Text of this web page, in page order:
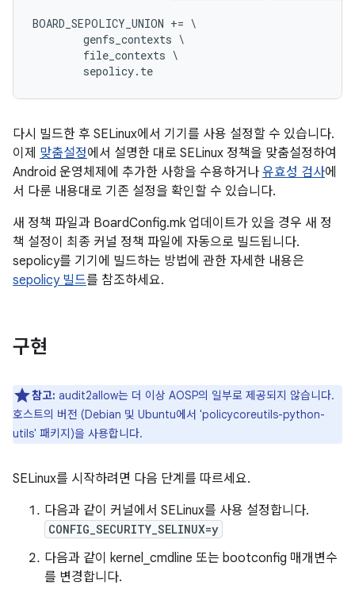
BOARD_SEPOLICY_UNION += \
        genfs_contexts \
        file_contexts \
다시 빌드한 후 SELinux에서 기기를 사용 설정할 수 있습니다.
이제 맞춤설정에서 설명한 대로 SELinux 정책을 맞춤설정하여
Android 운영체제에 추가한 사항을 수용하거나 유효성 검사에
서 다룬 내용대로 기존 설정을 확인할 수 있습니다.
새 정책 파일과 BoardConfig.mk 업데이트가 있을 경우 새 정
책 설정이 최종 커널 정책 파일에 자동으로 빌드됩니다.
sepolicy를 기기에 빌드하는 방법에 관한 자세한 내용은
sepolicy 빌드를 참조하세요.
구현
참고: audit2allow는 더 이상 AOSP의 일부로 제공되지 않습니다.
호스트의 버전 (Debian 및 Ubuntu에서 'policycoreutils-python-
utils' 패키지)을 사용합니다.
SELinux를 시작하려면 다음 단계를 따르세요.
다음과 같이 커널에서 SELinux를 사용 설정합니다.
CONFIG_SECURITY_SELINUX=y
다음과 같이 kernel_cmdline 또는 bootconfig 매개변수
를 변경합니다.